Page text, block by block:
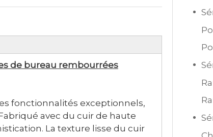
de bureau rembourrées
fonctionnalités exceptionnels,
avec du cuir de haute
La texture lisse du cuir